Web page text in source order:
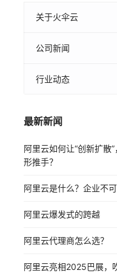
关于火伞云
公司新闻
行业动态
最新新闻
阿里云如何让“创新扩散
形推手？
阿里云是什么？企业不
阿里云爆发式的跨越
阿里云代理商怎么选？
阿里云亮相2025巴展，